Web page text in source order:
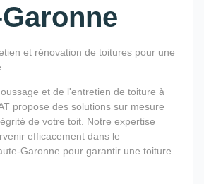
et rénovation de toitures pour une
et de l'entretien de toiture à
propose des solutions sur mesure
de votre toit. Notre expertise
efficacement dans le
Garonne pour garantir une toiture